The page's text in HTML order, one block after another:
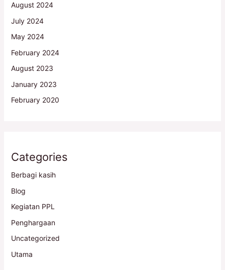
August 2024
July 2024
May 2024
February 2024
August 2023
January 2023
February 2020
Categories
Berbagi kasih
Blog
Kegiatan PPL
Penghargaan
Uncategorized
Utama